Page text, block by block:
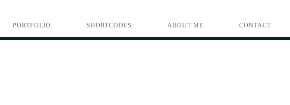
PORTFOLIO SHORTCODES ABOUT ME CONTACT